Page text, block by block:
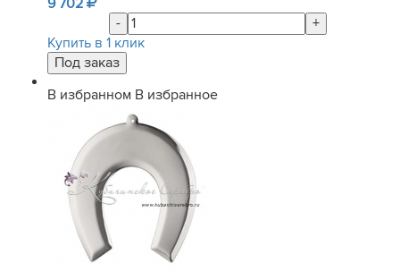
9 702
-
+
Купить в 1 клик
В избранном В избранное